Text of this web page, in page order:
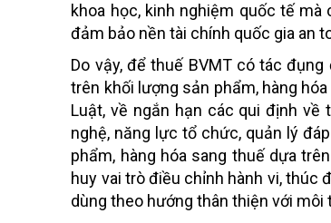
khoa học, kinh nghiệm quốc tế
đảm bảo nền tài chính quốc gia an
Do vậy, để thuế BVMT có tác
trên khối lượng sản phẩm, hàng
Luật, về ngắn hạn các qui định về
nghệ, năng lực tổ chức, quản lý
phẩm, hàng hóa sang thuế dựa
huy vai trò điều chỉnh hành vi, thúc
dùng theo hướng thân thiện với môi